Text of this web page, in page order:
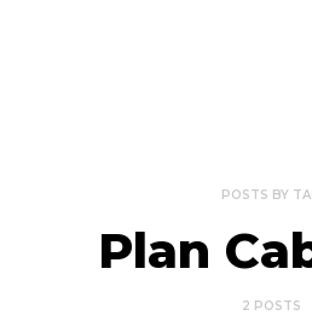
POSTS BY
Plan
2 POSTS